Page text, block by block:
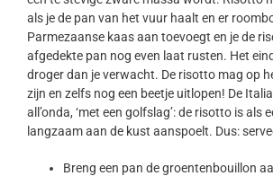
als je de pan van het vuur haalt en er
Parmezaanse kaas aan toevoegt en je de
afgedekte pan nog even laat rusten. Het
droger dan je verwacht. De risotto mag op
zijn en zelfs nog een beetje uitlopen! De
all’onda, ‘met een golfslag’: de risotto is als
langzaam aan de kust aanspoelt. Dus:
Breng een pan de groentenbouillon